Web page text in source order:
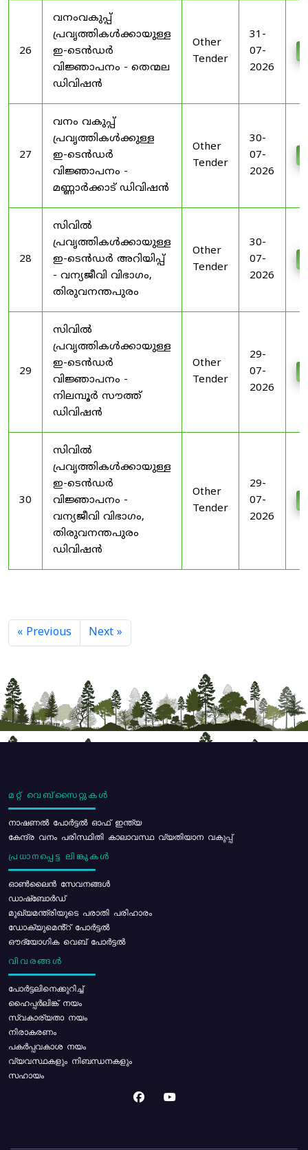
26
വനംവകുപ്പ്
പ്രവൃത്തികൾക്കായുള്ള
ഇ-ടെൻഡർ
വിജ്ഞാപനം - തെന്മല
ഡിവിഷൻ
Other
Tender
31-
07-
2026
27
വനം വകുപ്പ്
പ്രവൃത്തികൾക്കുള്ള
ഇ-ടെൻഡർ
വിജ്ഞാപനം -
മണ്ണാർക്കാട് ഡിവിഷൻ
Other
Tender
30-
07-
2026
28
സിവിൽ
പ്രവൃത്തികൾക്കായുള്ള
ഇ-ടെൻഡർ അറിയിപ്പ്
- വന്യജീവി വിഭാഗം,
തിരുവനന്തപുരം
Other
Tender
30-
07-
2026
29
സിവിൽ
പ്രവൃത്തികൾക്കായുള്ള
ഇ-ടെൻഡർ
വിജ്ഞാപനം -
നിലമ്പൂർ സൗത്ത്
ഡിവിഷൻ
Other
Tender
29-
07-
2026
30
സിവിൽ
പ്രവൃത്തികൾക്കായുള്ള
ഇ-ടെൻഡർ
വിജ്ഞാപനം -
വന്യജീവി വിഭാഗം,
തിരുവനന്തപുരം
ഡിവിഷൻ
Other
Tender
29-
07-
2026
« Previous Next »
മറ്റ് വെബ്സൈറ്റുകൾ
നാഷണൽ പോർട്ടൽ ഓഫ് ഇന്ത്യ
കേന്ദ്ര വനം പരിസ്ഥിതി കാലാവസ്ഥ വ്യതിയാന വകുപ്പ്
പ്രധാനപ്പെട്ട ലിങ്കുകൾ
ഓൺലൈൻ സേവനങ്ങൾ
ഡാഷ്ബോർഡ്
മുഖ്യമന്ത്രിയുടെ പരാതി പരിഹാരം
ഡോക്യുമെൻ്റ് പോർട്ടൽ
ഔദ്യോഗിക വെബ് പോർട്ടൽ
വിവരങ്ങൾ
പോര്‍ട്ടലിനെക്കുറിച്ച്
ഹൈപ്പർലിങ്ക് നയം
സ്വകാര്യതാ നയം
നിരാകരണം
പകർപ്പവകാശ നയം
വ്യവസ്ഥകളും നിബന്ധനകളും
സഹായം